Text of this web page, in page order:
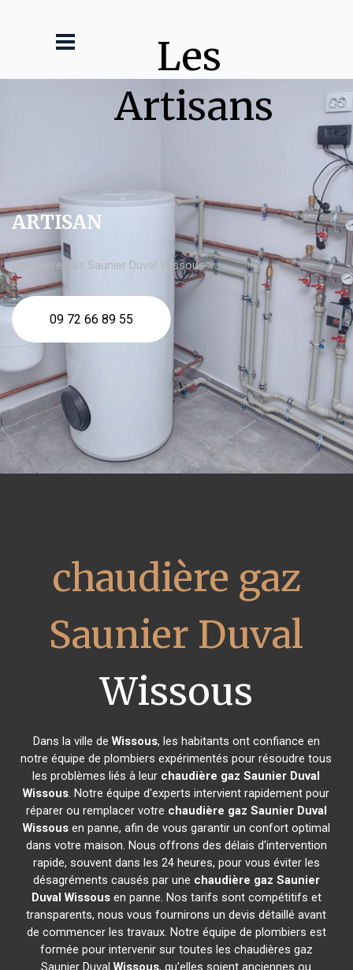
Les
Artisans
ARTISAN
chaudière gaz Saunier Duval Wissous
09 72 66 89 55
chaudière gaz
Saunier Duval
Wissous
Dans la ville de Wissous, les habitants ont confiance en
notre équipe de plombiers expérimentés pour résoudre tous
les problèmes liés à leur chaudière gaz Saunier Duval
Wissous. Notre équipe d'experts intervient rapidement pour
réparer ou remplacer votre chaudière gaz Saunier Duval
Wissousen panne, afin de vous garantir un confort optimal
dans votre maison. Nous offrons des délais d'intervention
rapide, souvent dans les 24 heures, pour vous éviter les
désagréments causés par une chaudière gaz Saunier
Duval Wissousen panne. Nos tarifs sont compétitifs et
transparents, nous vous fournirons un devis détaillé avant
de commencer les travaux. Notre équipe de plombiers est
formée pour intervenir sur toutes les chaudières gaz
Saunier DuvalWissous, qu'elles soient anciennes ou